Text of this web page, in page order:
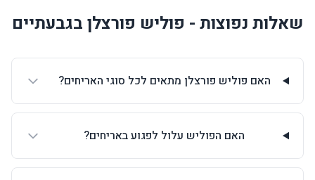
שאלות נפוצות - פוליש פורצלן בגבעתיים
האם פוליש פורצלן מתאים לכל סוגי האריחים?
האם הפוליש עלול לפגוע באריחים?